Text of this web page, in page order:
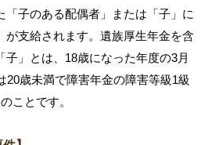
「子のある配偶者」または「子」に
が支給されます。遺族厚生年金を含
」とは、18歳になった年度の3月
20歳未満で障害年金の障害等級1級
ことです。